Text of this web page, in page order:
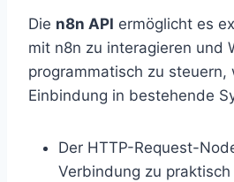
Die n8n API ermöglicht es
mit n8n zu interagieren und
programmatisch zu steuern,
Einbindung in bestehende
Der HTTP-Request-
Verbindung zu praktisch